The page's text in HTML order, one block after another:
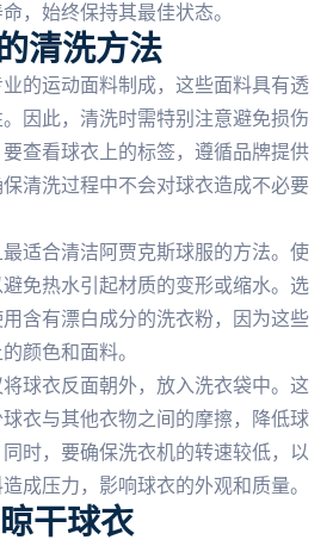
，始终保持其最佳状态。
清洗方法
的运动面料制成，这些面料具有透
因此，清洗时需特别注意避免损伤
查看球衣上的标签，遵循品牌提供
清洗过程中不会对球衣造成不必要
适合清洁阿贾克斯球服的方法。使
免热水引起材质的变形或缩水。选
含有漂白成分的洗衣粉，因为这些
颜色和面料。
球衣反面朝外，放入洗衣袋中。这
衣与其他衣物之间的摩擦，降低球
时，要确保洗衣机的转速较低，以
成压力，影响球衣的外观和质量。
干球衣